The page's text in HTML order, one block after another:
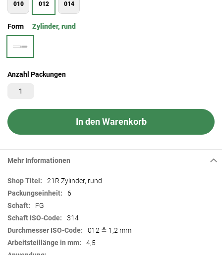
010 012 014
Form Zylinder, rund
Anzahl Packungen
In den Warenkorb
Mehr Informationen
Mehr
Informationen
21R Zylinder, rund
6
FG
314
012 ≙ 1,2 mm
4,5